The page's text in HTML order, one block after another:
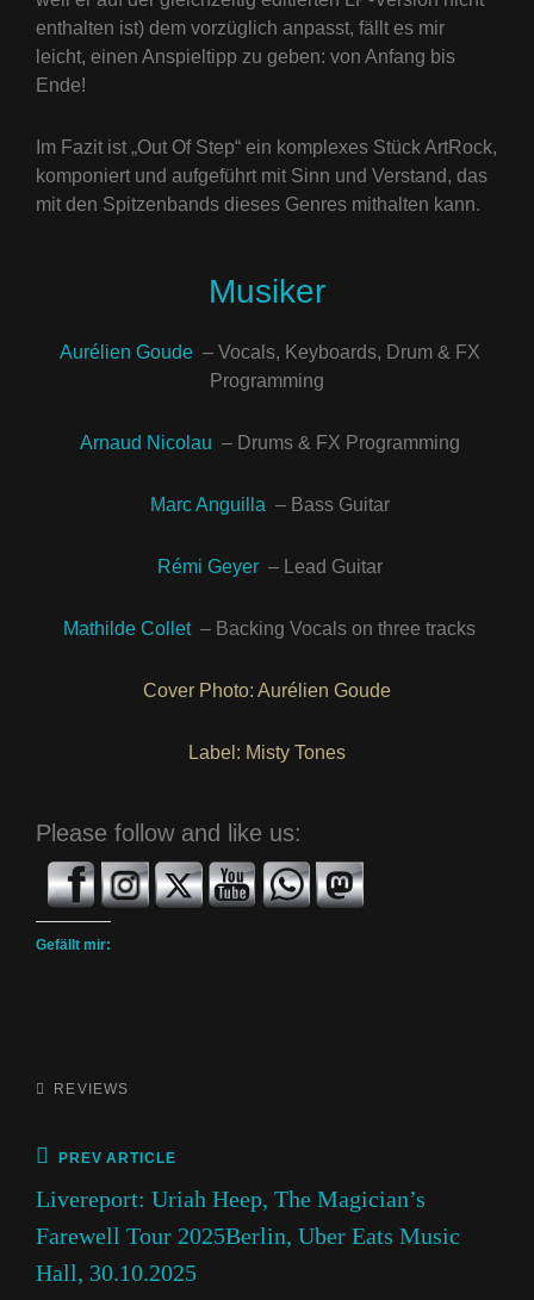
enthalten ist) dem vorzüglich anpasst, fällt es mir
leicht, einen Anspieltipp zu geben: von Anfang bis
Ende!
Im Fazit ist „Out Of Step“ ein komplexes Stück ArtRock,
komponiert und aufgeführt mit Sinn und Verstand, das
mit den Spitzenbands dieses Genres mithalten kann.
Musiker
Aurélien Goude – Vocals, Keyboards, Drum & FX
Programming
Arnaud Nicolau – Drums & FX Programming
Marc Anguilla – Bass Guitar
Rémi Geyer – Lead Guitar
Mathilde Collet – Backing Vocals on three tracks
Cover Photo: Aurélien Goude
Label: Misty Tones
Please follow and like us:
Gefällt mir:
CATEGORIES
REVIEWS
Beitragsnavigation
Previous
PREV ARTICLE
Livereport: Uriah Heep, The Magician’s
Farewell Tour 2025Berlin, Uber Eats Music
Hall, 30.10.2025